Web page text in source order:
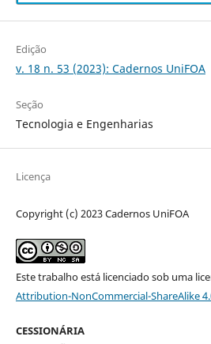
Edição
v. 18 n. 53 (2023): Cadernos UniFOA
Seção
Tecnologia e Engenharias
Licença
Copyright (c) 2023 Cadernos UniFOA
Este trabalho está licenciado sob uma
Attribution-NonCommercial-ShareAlike
CESSIONÁRIA